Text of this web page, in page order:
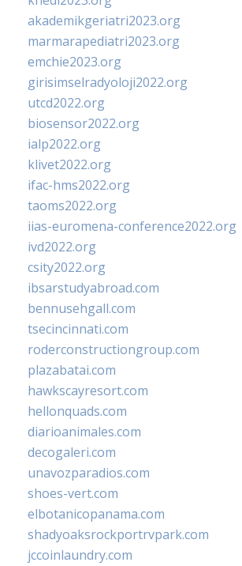
akademikgeriatri2023.org
marmarapediatri2023.org
emchie2023.org
girisimselradyoloji2022.org
utcd2022.org
biosensor2022.org
ialp2022.org
klivet2022.org
ifac-hms2022.org
taoms2022.org
iias-euromena-conference2022.org
ivd2022.org
csity2022.org
ibsarstudyabroad.com
bennusehgall.com
tsecincinnati.com
roderconstructiongroup.com
plazabatai.com
hawkscayresort.com
hellonquads.com
diarioanimales.com
decogaleri.com
unavozparadios.com
shoes-vert.com
elbotanicopanama.com
shadyoaksrockportrvpark.com
jccoinlaundry.com